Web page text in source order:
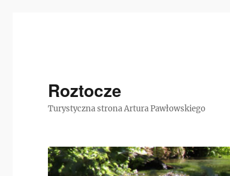
Roztocze
Turystyczna strona Artura Pawłowskiego